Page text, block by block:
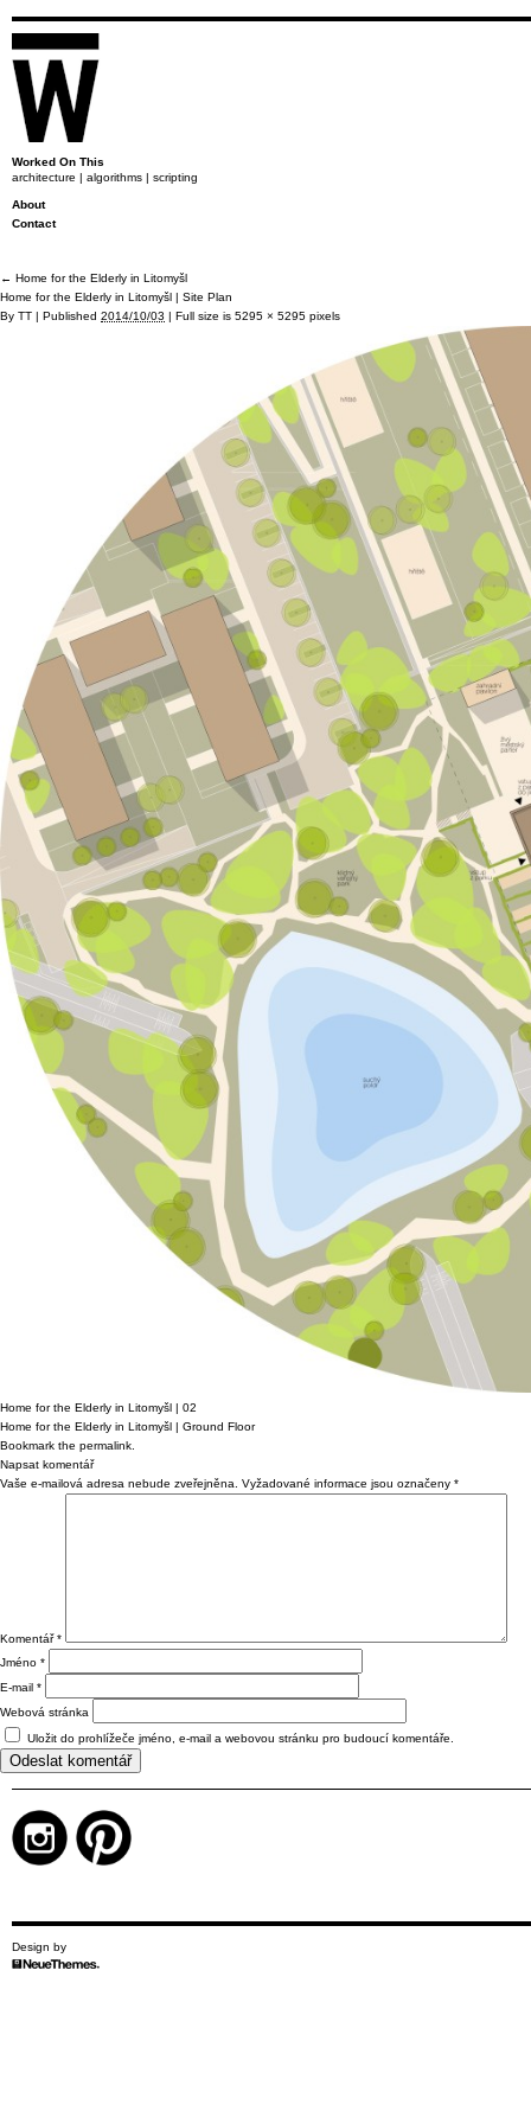
Worked On This
architecture | algorithms | scripting
About
Contact
← Home for the Elderly in Litomyšl
Home for the Elderly in Litomyšl | Site Plan
By TT | Published 2014/10/03 | Full size is 5295 × 5295 pixels
Home for the Elderly in Litomyšl | 02
Home for the Elderly in Litomyšl | Ground Floor
Bookmark the permalink
Napsat komentář
Vaše e-mailová adresa nebude zveřejněna.
Vyžadované informace jsou označeny *
Komentář*
Jméno *
E-mail *
Webová stránka
Uložit do prohlížeče jméno, e-mail a webovou stránku pro budoucí komentáře.
Design by